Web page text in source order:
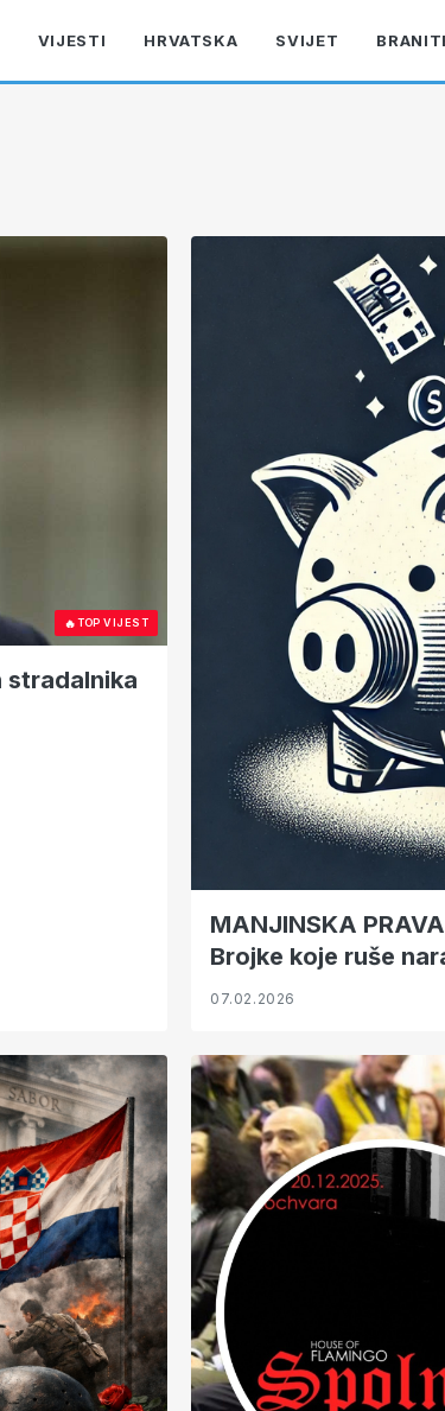
VIJESTI HRVATSKA SVIJET
🔥TOP VIJEST
stradalnika
MANJINSKA
Brojke koje ruše
07.02.2026